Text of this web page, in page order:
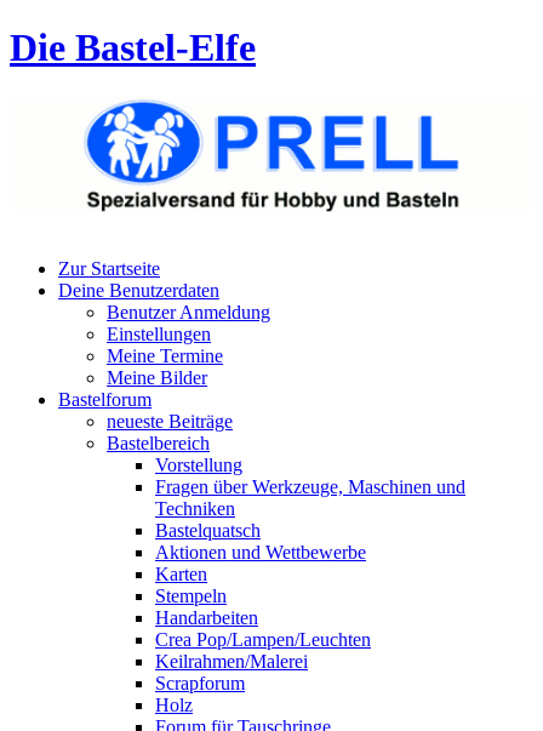
Die Bastel-Elfe
Zur Startseite
Deine Benutzerdaten
Benutzer Anmeldung
Einstellungen
Meine Termine
Meine Bilder
Bastelforum
neueste Beiträge
Bastelbereich
Vorstellung
Fragen über Werkzeuge, Maschinen und
Techniken
Bastelquatsch
Aktionen und Wettbewerbe
Karten
Stempeln
Handarbeiten
Crea Pop/Lampen/Leuchten
Keilrahmen/Malerei
Scrapforum
Holz
Forum für Tauschringe